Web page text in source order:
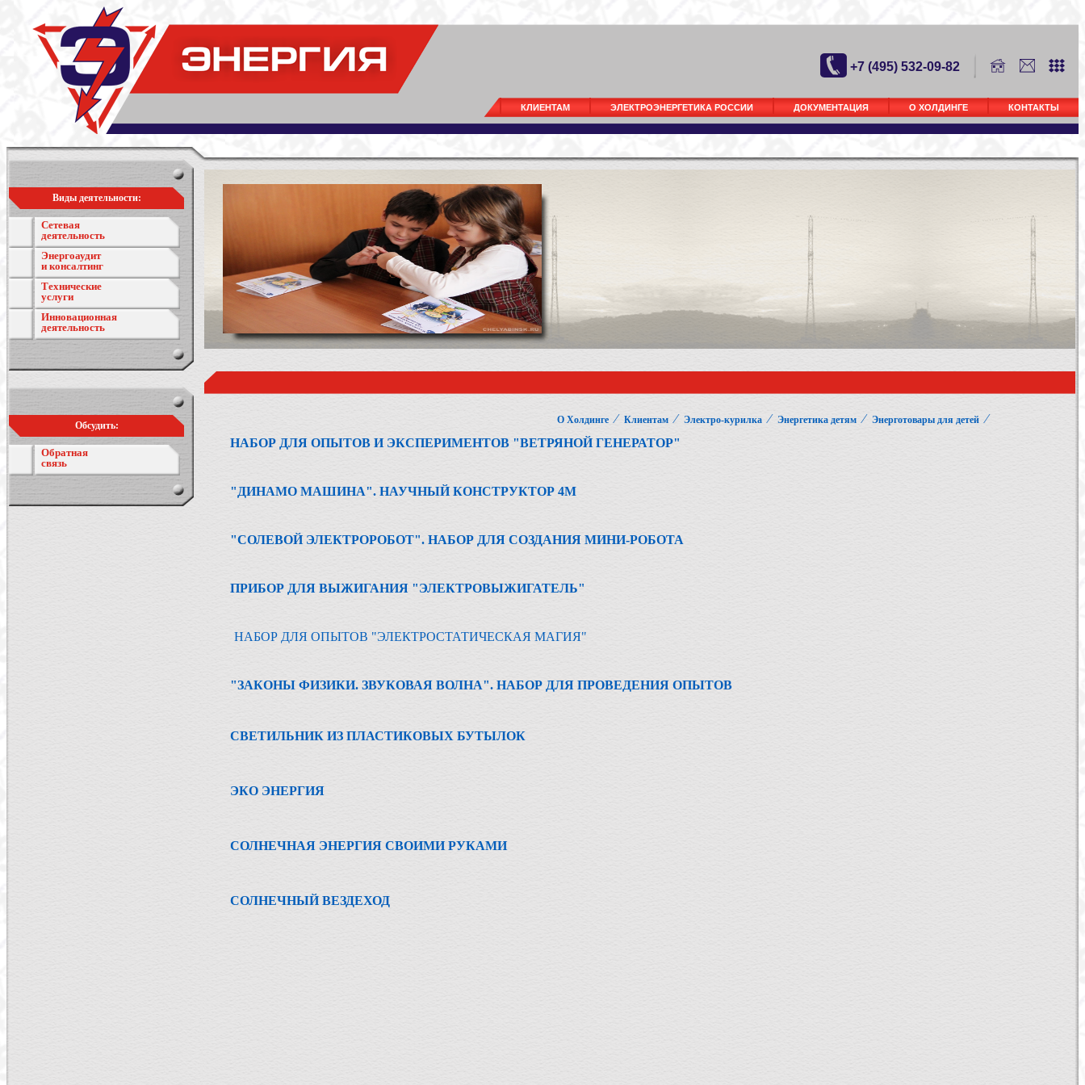
+7 (495) 532-09-82
КЛИЕНТАМ ЭЛЕКТРОЭНЕРГЕТИКА РОССИИ ДОКУМЕНТАЦИЯ О ХОЛДИНГЕ КОНТАКТЫ
Виды деятельности:
Сетевая
деятельность
Энергоаудит
и консалтинг
Технические
услуги
Инновационная
деятельность
Обсудить:
Обратная
связь
О Холдинге ⁄ Клиентам ⁄ Электро-курилка ⁄ Энергетика детям ⁄ Энерготовары для детей ⁄
НАБОР ДЛЯ ОПЫТОВ И ЭКСПЕРИМЕНТОВ "ВЕТРЯНОЙ ГЕНЕРАТОР"
"ДИНАМО МАШИНА". НАУЧНЫЙ КОНСТРУКТОР 4М
"СОЛЕВОЙ ЭЛЕКТРОРОБОТ". НАБОР ДЛЯ СОЗДАНИЯ МИНИ-РОБОТА
ПРИБОР ДЛЯ ВЫЖИГАНИЯ "ЭЛЕКТРОВЫЖИГАТЕЛЬ"
НАБОР ДЛЯ ОПЫТОВ "ЭЛЕКТРОСТАТИЧЕСКАЯ МАГИЯ"
"ЗАКОНЫ ФИЗИКИ. ЗВУКОВАЯ ВОЛНА". НАБОР ДЛЯ ПРОВЕДЕНИЯ ОПЫТОВ
СВЕТИЛЬНИК ИЗ ПЛАСТИКОВЫХ БУТЫЛОК
ЭКО ЭНЕРГИЯ
СОЛНЕЧНАЯ ЭНЕРГИЯ СВОИМИ РУКАМИ
СОЛНЕЧНЫЙ ВЕЗДЕХОД